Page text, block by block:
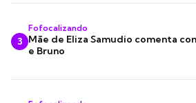
3
Fofocalizando
Mãe de Eliza Samudio comenta
e Bruno